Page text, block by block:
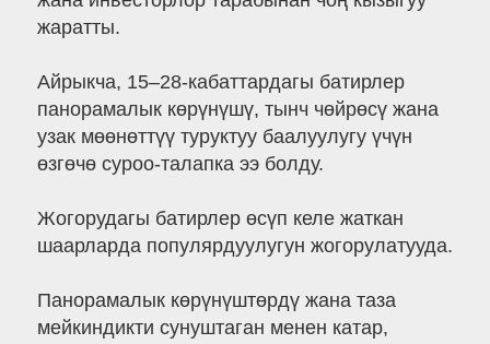
жаратты.
Айрыкча, 15–28-кабаттардагы батирлер
панорамалык көрүнүшү, тынч чөйрөсү жана
узак мөөнөттүү туруктуу баалуулугу үчүн
өзгөчө суроо-талапка ээ болду.
Жогорудагы батирлер өсүп келе жаткан
шаарларда популярдуулугун жогорулатууда.
Панорамалык көрүнүштөрдү жана таза
мейкиндикти сунуштаган менен катар,